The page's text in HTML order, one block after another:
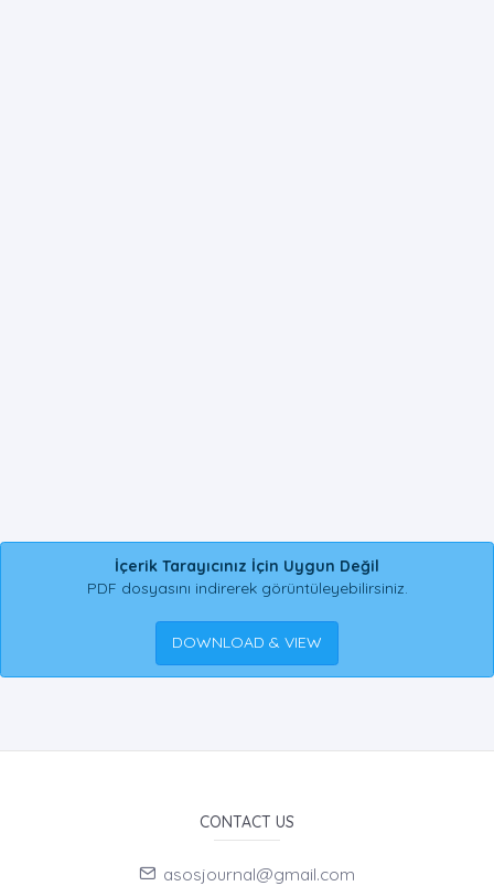
İçerik Tarayıcınız İçin Uygun Değil
PDF dosyasını indirerek görüntüleyebilirsiniz.
DOWNLOAD & VIEW
CONTACT US
asosjournal@gmail.com